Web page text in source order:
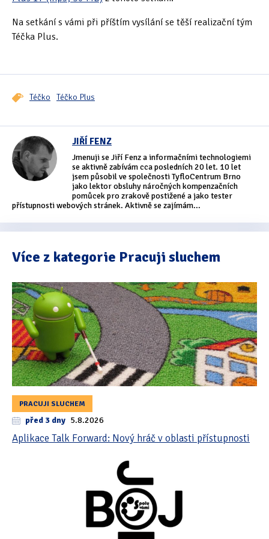
Na setkání s vámi při příštím vysílání se těší realizační tým
Téčka Plus.
Téčko Téčko Plus
JIŘÍ FENZ
Jmenuji se Jiří Fenz a informačními technologiemi
se aktivně zabívám cca posledních 20 let. 10 let
jsem působil ve společnosti TyfloCentrum Brno
jako lektor obsluhy náročných kompenzačních
pomůcek pro zrakově postižené a jako tester
přístupnosti webových stránek. Aktivně se zajímám...
Více z kategorie Pracuji sluchem
PRACUJI SLUCHEM
před 3 dny 5.8.2026
Aplikace Talk Forward: Nový hráč v oblasti přístupnosti